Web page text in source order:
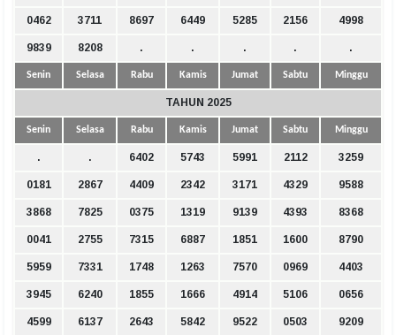
0462 3711 8697 6449 5285 2156 4998
9839 8208 . . . . .
Senin Selasa Rabu Kamis Jumat Sabtu Minggu
TAHUN 2025
Senin Selasa Rabu Kamis Jumat Sabtu Minggu
. . 6402 5743 5991 2112 3259
0181 2867 4409 2342 3171 4329 9588
3868 7825 0375 1319 9139 4393 8368
0041 2755 7315 6887 1851 1600 8790
5959 7331 1748 1263 7570 0969 4403
3945 6240 1855 1666 4914 5106 0656
4599 6137 2643 5842 9522 0503 9209